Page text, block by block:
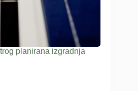
planirana izgradnja